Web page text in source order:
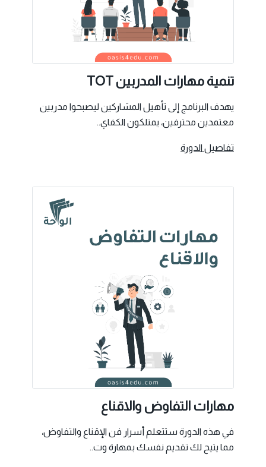
تنمية مهارات المدربين TOT
يهدف البرنامج إلى تأهيل المشاركين ليصبحوا مدربين
معتمدين محترفين، يمتلكون الكفاي..
تفاصيل الدورة
مهارات التفاوض والاقناع
في هذه الدورة ستتعلم أسرار فن الإقناع والتفاوض،
مما يتيح لك تقديم نفسك بمهارة وت..